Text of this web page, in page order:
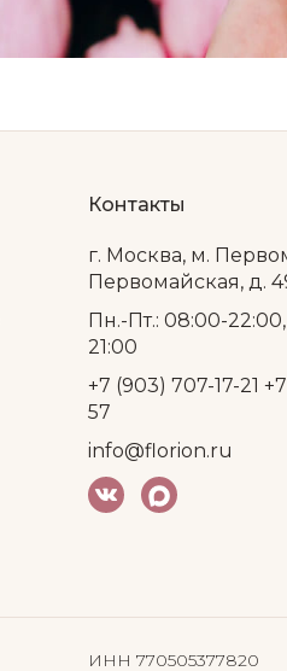
Контакты
г. Москва, м.
Первомайская, д.
Пн.-Пт.: 08:00-
21:00
+7 (903) 707-17-21
57
info@florion.ru
ИНН 770505377820